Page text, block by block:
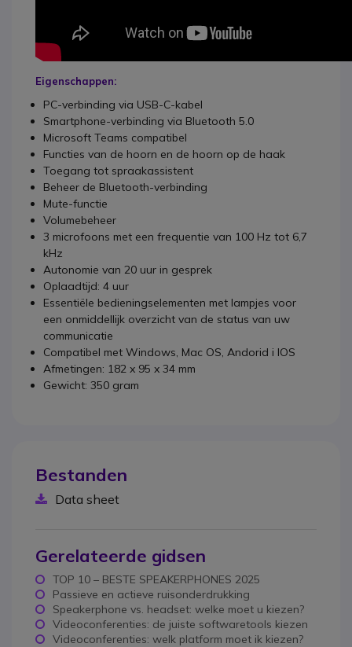
Eigenschappen:
PC-verbinding via USB-C-kabel
Smartphone-verbinding via Bluetooth 5.0
Microsoft Teams compatibel
Functies van de hoorn en de hoorn op de haak
Toegang tot spraakassistent
Beheer de Bluetooth-verbinding
Mute-functie
Volumebeheer
3 microfoons met een frequentie van 100 Hz tot 6,7
kHz
Autonomie van 20 uur in gesprek
Oplaadtijd: 4 uur
Essentiële bedieningselementen met lampjes voor
een onmiddellijk overzicht van de status van uw
communicatie
Compatibel met Windows, Mac OS, Andorid i IOS
Afmetingen: 182 x 95 x 34 mm
Gewicht: 350 gram
Bestanden
Data sheet
Gerelateerde gidsen
TOP 10 – BESTE SPEAKERPHONES 2025
Passieve en actieve ruisonderdrukking
Speakerphone vs. headset: welke moet u kiezen?
Videoconferenties: de juiste softwaretools kiezen
Videoconferenties: welk platform moet ik kiezen?